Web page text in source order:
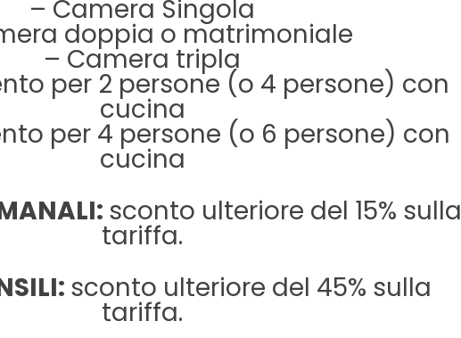
– Camera Singola
doppia o matrimoniale
– Camera tripla
per 2 persone (o 4 persone) con
cucina
per 4 persone (o 6 persone) con
cucina
sconto ulteriore del 15% sulla
tariffa.
sconto ulteriore del 45% sulla
tariffa.